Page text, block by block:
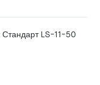
LS-11-50